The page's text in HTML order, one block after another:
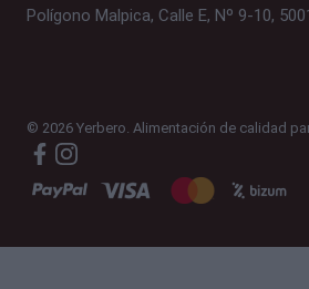
Polígono Malpica, Calle E, Nº 9-10,
© 2026 Yerbero. Alimentación de calidad